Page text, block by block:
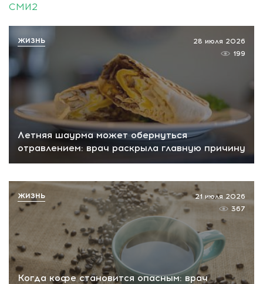
СМИ2
Летняя шаурма может обернуться
отравлением: врач раскрыла главную причину
28 июля 2026
199
ЖИЗНЬ
Когда кофе становится опасным: врач
21 июля 2026
367
ЖИЗНЬ